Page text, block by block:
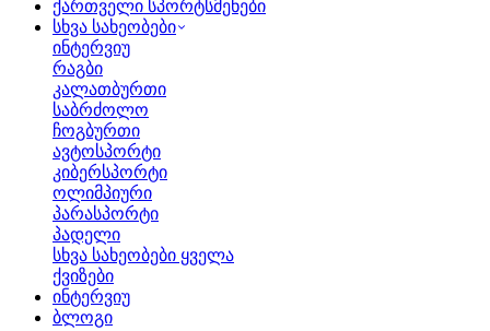
ქართველი სპორტსმენები
სხვა სახეობები
ინტერვიუ
რაგბი
კალათბურთი
საბრძოლო
ჩოგბურთი
ავტოსპორტი
კიბერსპორტი
ოლიმპიური
პარასპორტი
პადელი
სხვა სახეობები ყველა
ქვიზები
ინტერვიუ
ბლოგი